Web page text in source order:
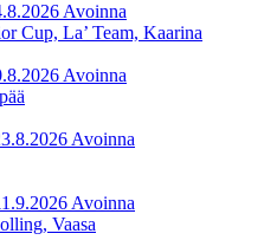
Avoinna
Cup, La’ Team, Kaarina
Avoinna
Avoinna
Avoinna
Vaasa